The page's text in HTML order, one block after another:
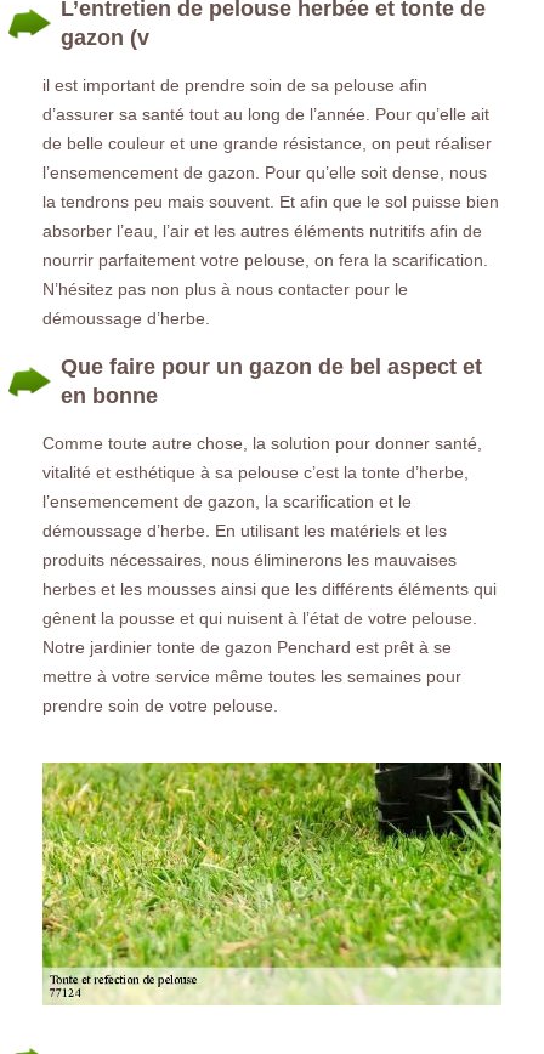
L’entretien de pelouse herbée et tonte de
gazon (v
il est important de prendre soin de sa pelouse afin
d’assurer sa santé tout au long de l’année. Pour qu’elle ait
de belle couleur et une grande résistance, on peut réaliser
l’ensemencement de gazon. Pour qu’elle soit dense, nous
la tendrons peu mais souvent. Et afin que le sol puisse bien
absorber l’eau, l’air et les autres éléments nutritifs afin de
nourrir parfaitement votre pelouse, on fera la scarification.
N’hésitez pas non plus à nous contacter pour le
démoussage d’herbe.
Que faire pour un gazon de bel aspect et
en bonne
Comme toute autre chose, la solution pour donner santé,
vitalité et esthétique à sa pelouse c’est la tonte d’herbe,
l’ensemencement de gazon, la scarification et le
démoussage d’herbe. En utilisant les matériels et les
produits nécessaires, nous éliminerons les mauvaises
herbes et les mousses ainsi que les différents éléments qui
gênent la pousse et qui nuisent à l’état de votre pelouse.
Notre jardinier tonte de gazon Penchard est prêt à se
mettre à votre service même toutes les semaines pour
prendre soin de votre pelouse.